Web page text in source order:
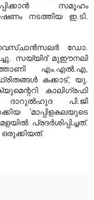
സമൂഹം
നടത്തിയ ഇ.ടി.
ഡോ.
സയ്യിദ് മുഈനലി
എം.എല്‍.എ,
കക്കാട്, യു.
കാലിഗ്രഫി
ദാറുല്‍ഹുദ പി.ജി
'മാപ്പിളകലയുടെ
പ്രദര്‍ശിപ്പിച്ചത്.